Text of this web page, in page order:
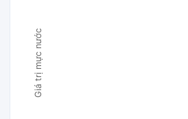
Giá trị mực nước